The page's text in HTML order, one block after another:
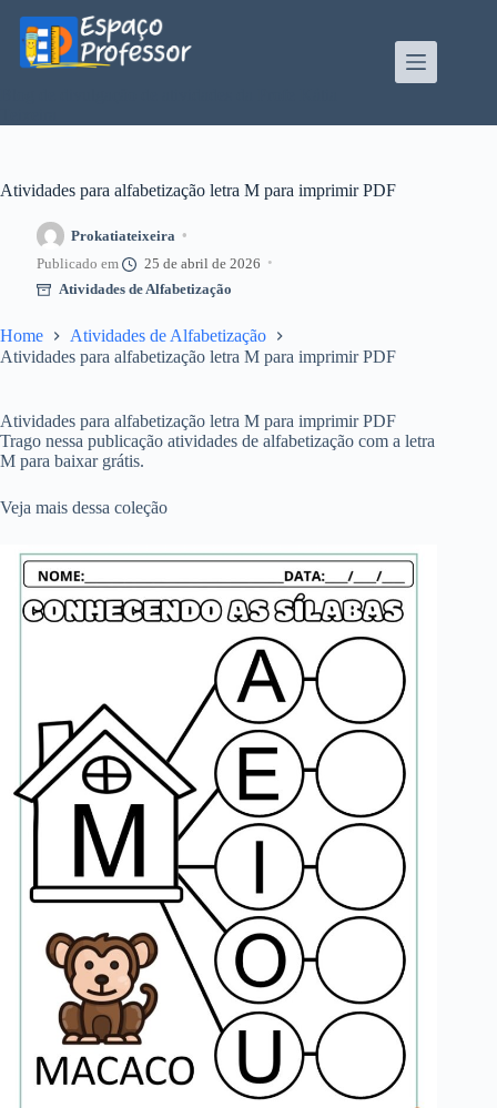
para
conteúdo
Atividades para alfabetização letra M para imprimir PDF
Prokatiateixeira
25 de abril de 2026
Atividades de Alfabetização
Home
Atividades de Alfabetização
Atividades para alfabetização letra M para imprimir PDF
Atividades para alfabetização letra M para imprimir PDF
Trago nessa publicação atividades de alfabetização com a letra
M para baixar grátis.
Veja mais dessa coleção